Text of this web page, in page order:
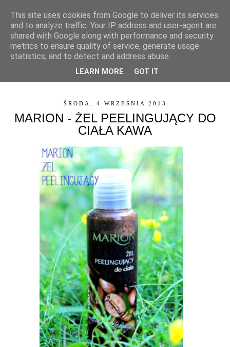
▼
ŚRODA, 4 WRZEŚNIA 2013
MARION - ŻEL PEELINGUJĄCY DO
CIAŁA KAWA
This site uses cookies from Google to deliver its services
and to analyze traffic. Your IP address and user-agent are
shared with Google along with performance and security
metrics to ensure quality of service, generate usage
statistics, and to detect and address abuse.
LEARN MORE GOT IT